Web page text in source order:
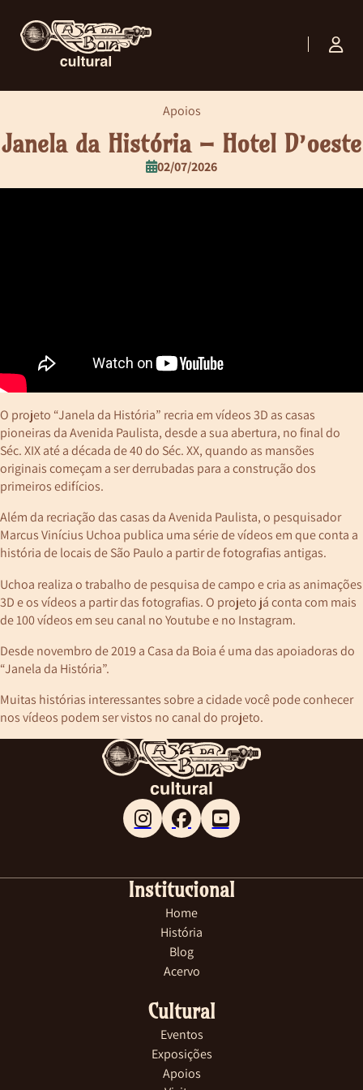
Janela da História – Hotel D’oeste
Apoios
02/07/2026
O projeto “Janela da História” recria em vídeos 3D as casas
pioneiras da Avenida Paulista, desde a sua abertura, no final do
Séc. XIX até a década de 40 do Séc. XX, quando as mansões
originais começam a ser derrubadas para a construção dos
primeiros edifícios.
Além da recriação das casas da Avenida Paulista, o pesquisador
Marcus Vinícius Uchoa publica uma série de vídeos em que conta a
história de locais de São Paulo a partir de fotografias antigas.
Uchoa realiza o trabalho de pesquisa de campo e cria as animações
3D e os vídeos a partir das fotografias. O projeto já conta com mais
de 100 vídeos em seu canal no Youtube e no Instagram.
Desde novembro de 2019 a Casa da Boia é uma das apoiadoras do
“Janela da História”.
Muitas histórias interessantes sobre a cidade você pode conhecer
nos vídeos podem ser vistos no canal do projeto.
Follow me on Facebook
Follow me on X
Follow me on LinkedIn
Institucional
Home
História
Blog
Acervo
Cultural
Eventos
Exposições
Apoios